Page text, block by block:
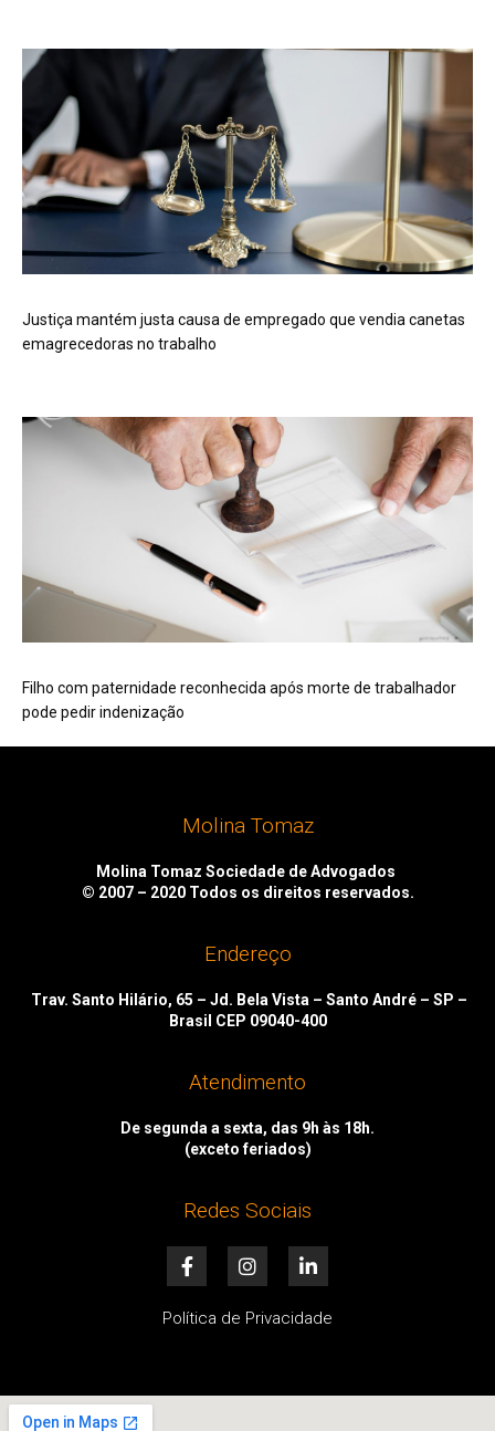
Justiça mantém justa causa de empregado que vendia canetas
emagrecedoras no trabalho
Filho com paternidade reconhecida após morte de trabalhador
pode pedir indenização
Molina Tomaz
Molina Tomaz Sociedade de Advogados
© 2007 – 2020 Todos os direitos reservados.
Endereço
Trav. Santo Hilário, 65 – Jd. Bela Vista – Santo André – SP –
Brasil CEP 09040-400
Atendimento
De segunda a sexta, das 9h às 18h.
(exceto feriados)
Redes Sociais
F
a
e
k
I
n
t
a
i
k
n
Política de Privacidade